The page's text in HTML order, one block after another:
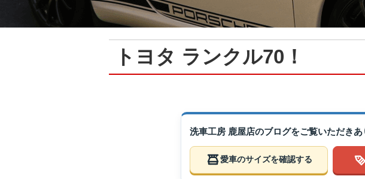
トヨタ ランクル70！
洗車工房 鹿屋店のブログをご覧いただき
愛車のサイズを確認する